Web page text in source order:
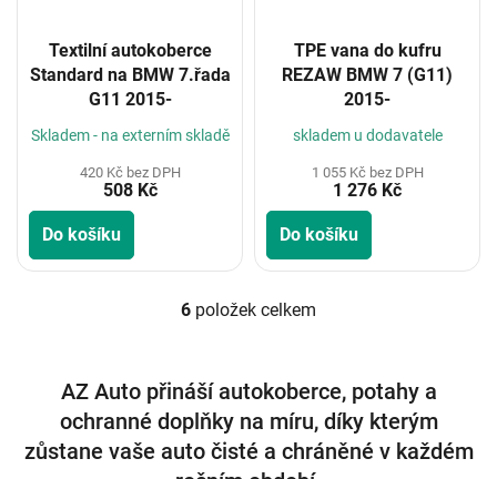
Textilní autokoberce
Standard na BMW 7.řada
G11 2015-
Skladem - na externím skladě
420 Kč bez DPH
508 Kč
Do košíku
TPE vana do kufru
REZAW BMW 7 (G11)
2015-
skladem u dodavatele
1 055 Kč bez DPH
1 276 Kč
Do košíku
O
á
d
a
c
6 položek celkem
AZ Auto přináší autokoberce, potahy a
ochranné doplňky na míru, díky kterým
zůstane vaše auto čisté a chráněné v každém